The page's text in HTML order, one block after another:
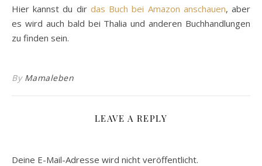
Hier kannst du dir das Buch bei Amazon anschauen, aber
es wird auch bald bei Thalia und anderen Buchhandlungen
zu finden sein.
By Mamaleben
LEAVE A REPLY
Deine E-Mail-Adresse wird nicht veröffentlicht.